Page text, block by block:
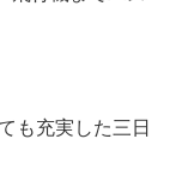
も充実した三日